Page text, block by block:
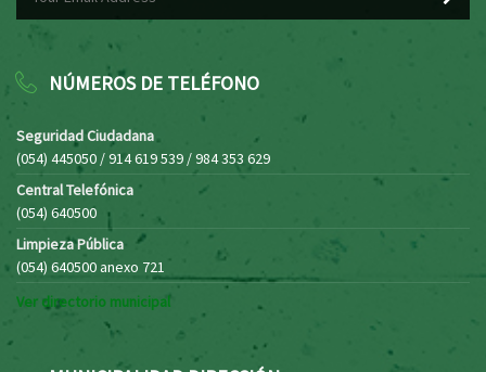
NÚMEROS DE TELÉFONO
Seguridad Ciudadana
(054) 445050 / 914 619 539 / 984 353 629
Central Telefónica
(054) 640500
Limpieza Pública
(054) 640500 anexo 721
Ver directorio municipal